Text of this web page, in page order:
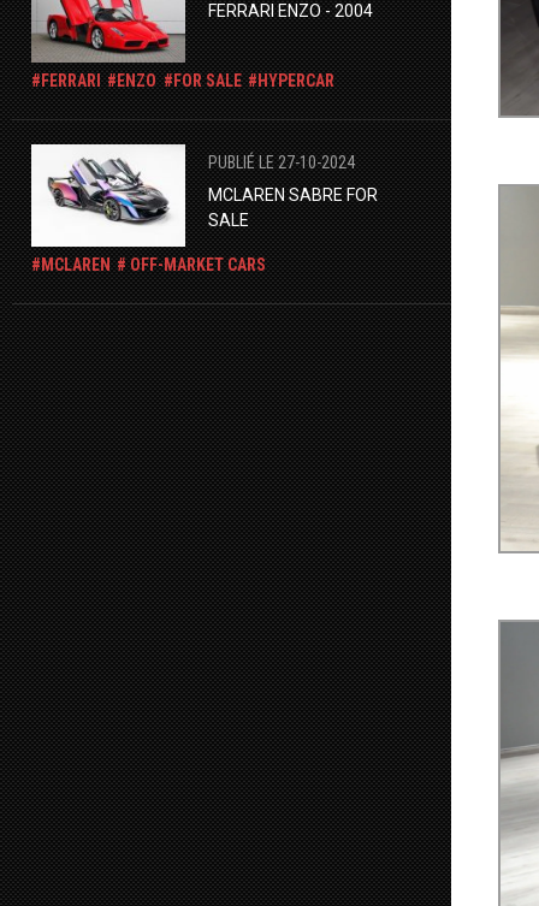
FERRARI ENZO - 2004
FERRARI ENZO FOR SALE HYPERCAR
PUBLIÉ LE 27-10-2024
​MCLAREN SABRE FOR
SALE
MCLAREN OFF-MARKET CARS